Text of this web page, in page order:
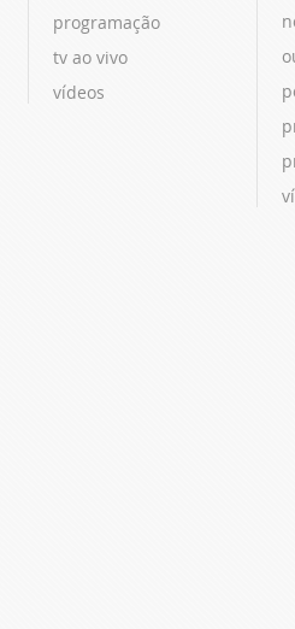
programação
tv ao vivo
vídeos